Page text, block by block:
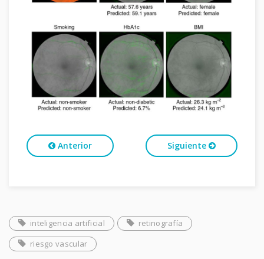
Anterior Siguiente
inteligencia artificial
retinografía
riesgo vascular